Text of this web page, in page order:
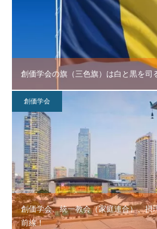
創価学会の旗（三色旗）は白と黒を司
創価学会
創価学会、統一教会（家庭連合）、摂
前線！